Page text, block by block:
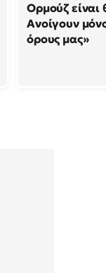
Ορμούζ είναι
Ανοίγουν
όρους μας»